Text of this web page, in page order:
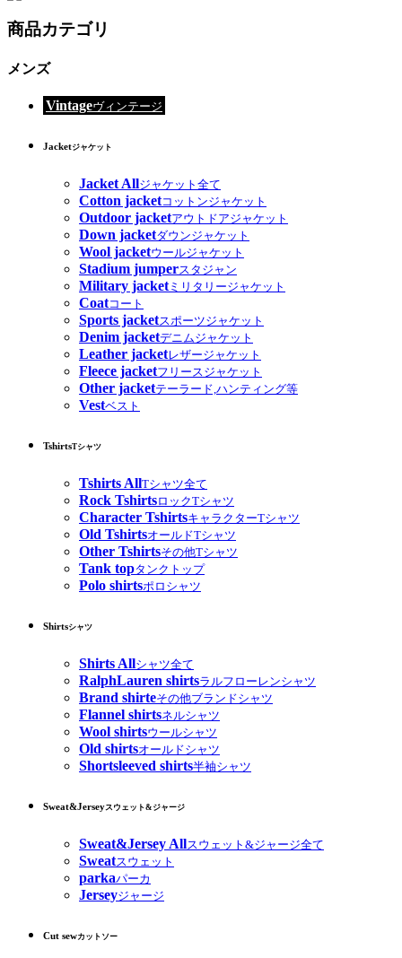
商品カテゴリ
メンズ
Vintageヴィンテージ
Jacketジャケット
Jacket Allジャケット全て
Cotton jacketコットンジャケット
Outdoor jacketアウトドアジャケット
Down jacketダウンジャケット
Wool jacketウールジャケット
Stadium jumperスタジャン
Military jacketミリタリージャケット
Coatコート
Sports jacketスポーツジャケット
Denim jacketデニムジャケット
Leather jacketレザージャケット
Fleece jacketフリースジャケット
Other jacketテーラード,ハンティング等
Vestベスト
TshirtsTシャツ
Tshirts AllTシャツ全て
Rock TshirtsロックTシャツ
Character TshirtsキャラクターTシャツ
Old TshirtsオールドTシャツ
Other Tshirtsその他Tシャツ
Tank topタンクトップ
Polo shirtsポロシャツ
Shirtsシャツ
Shirts Allシャツ全て
RalphLauren shirtsラルフローレンシャツ
Brand shirteその他ブランドシャツ
Flannel shirtsネルシャツ
Wool shirtsウールシャツ
Old shirtsオールドシャツ
Shortsleeved shirts半袖シャツ
Sweat&Jerseyスウェット&ジャージ
Sweat&Jersey Allスウェット&ジャージ全て
Sweatスウェット
parkaパーカ
Jerseyジャージ
Cut sewカットソー